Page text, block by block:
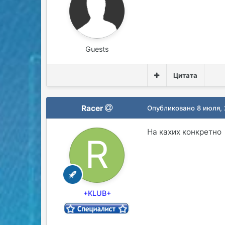
Guests
Цитата
Racer
+KLUB+
Опубликовано8 июля,
На кахих конкретно